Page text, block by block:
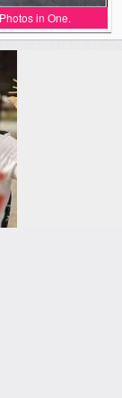
in One.